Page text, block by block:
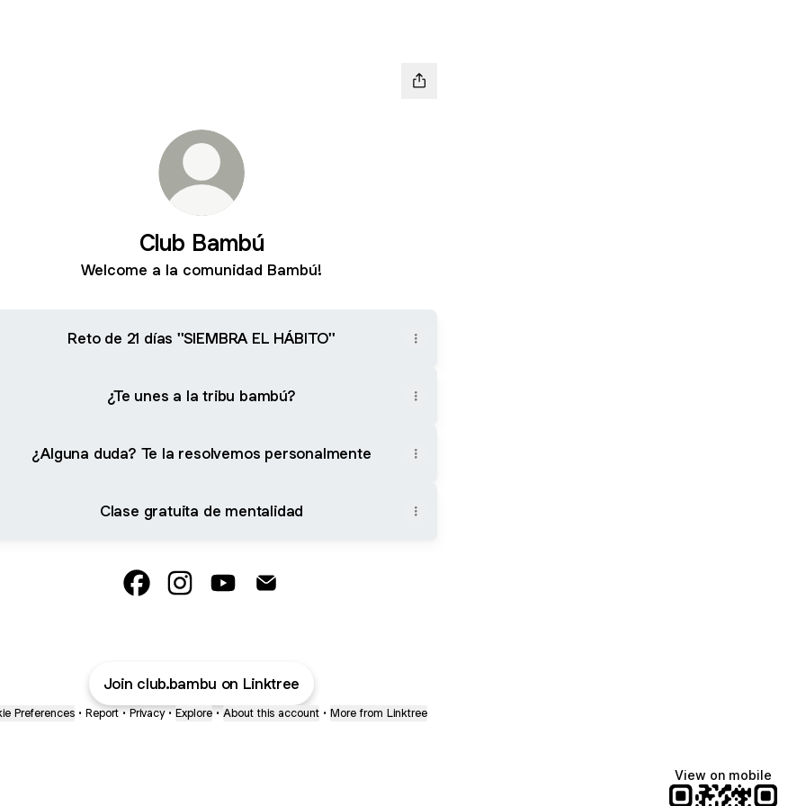
Club Bambú
Welcome a la comunidad Bambú!
Reto de 21 días ''SIEMBRA EL HÁBITO''
¿Te unes a la tribu bambú?
¿Alguna duda? Te la resolvemos personalmente
Clase gratuita de mentalidad
Join club.bambu on Linktree
Preferences • Report • Privacy • Explore • About this account • More from Linktree
View on mobile